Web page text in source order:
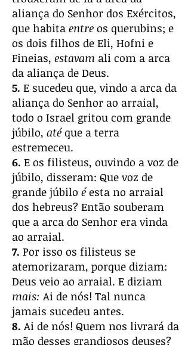
aliança do Senhor dos Exércitos,
que habita entre os querubins; e
os dois filhos de Eli, Hofni e
Fineias, estavam ali com a arca
da aliança de Deus.
5. E sucedeu que, vindo a arca da
aliança do Senhor ao arraial,
todo o Israel gritou com grande
júbilo, atéque a terra
estremeceu.
6. E os filisteus, ouvindo a voz de
júbilo, disseram: Que voz de
grande júbilo éesta no arraial
dos hebreus? Então souberam
que a arca do Senhor era vinda
ao arraial.
7. Por isso os filisteus se
atemorizaram, porque diziam:
Deus veio ao arraial. E diziam
mais: Ai de nós! Tal nunca
jamais sucedeu antes.
8. Ai de nós! Quem nos livrará da
mão desses grandiosos deuses?